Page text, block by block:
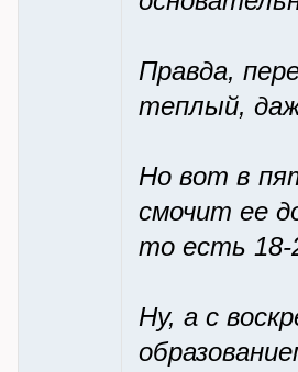
Правда,
теплый,
Но вот в
смочит ее
то есть 18-
Ну, а с